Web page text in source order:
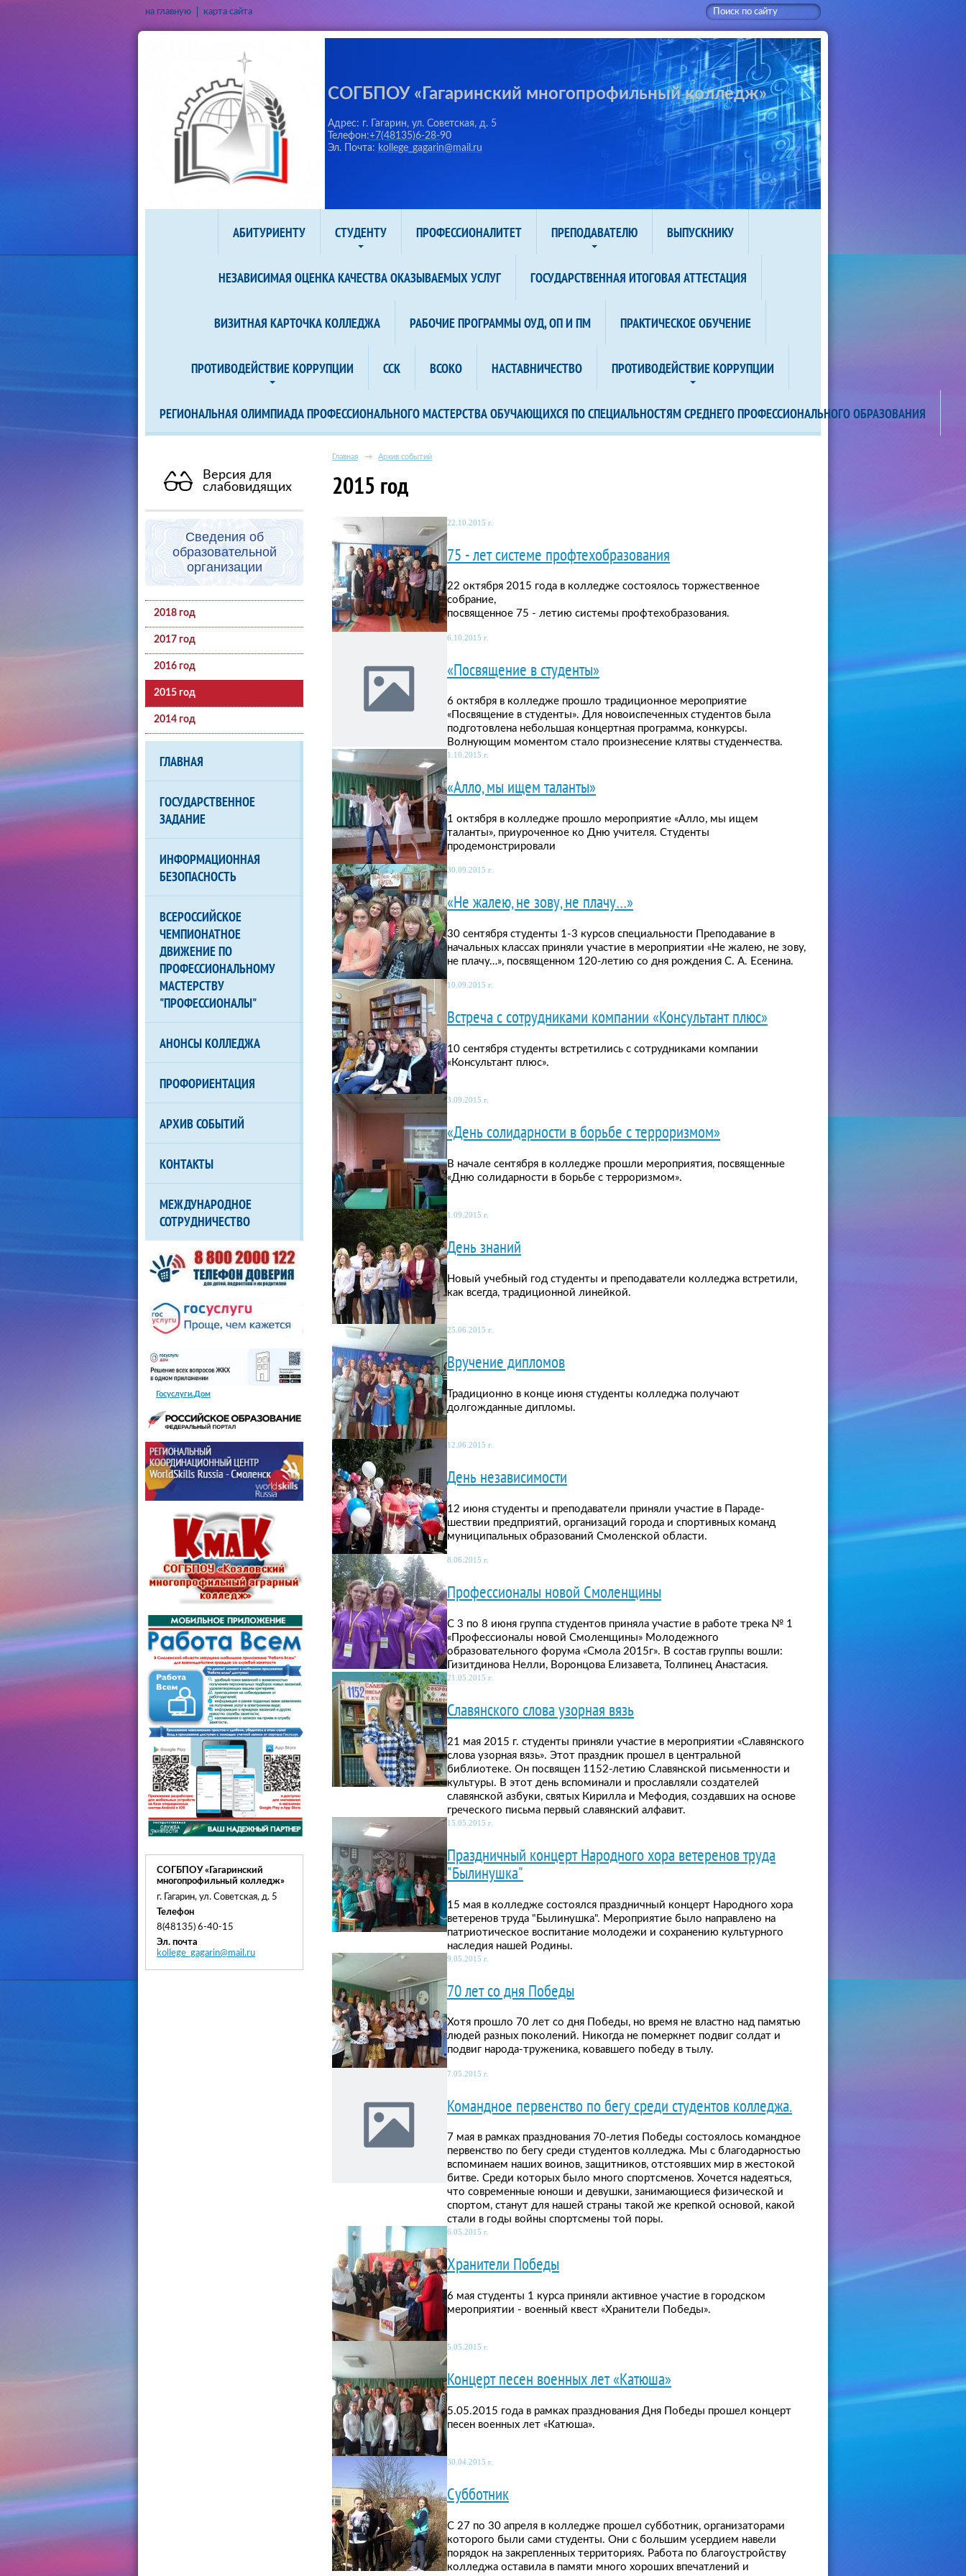
на главную карта сайта
СОГБПОУ «Гагаринский многопрофильный колледж»
Адрес: г. Гагарин, ул. Советская, д. 5
Телефон:+7(48135)6-28-90
Эл. Почта: kollege_gagarin@mail.ru
АБИТУРИЕНТУ СТУДЕНТУ ПРОФЕССИОНАЛИТЕТ ПРЕПОДАВАТЕЛЮ ВЫПУСКНИКУ
НЕЗАВИСИМАЯ ОЦЕНКА КАЧЕСТВА ОКАЗЫВАЕМЫХ УСЛУГ ГОСУДАРСТВЕННАЯ ИТОГОВАЯ АТТЕСТАЦИЯ
ВИЗИТНАЯ КАРТОЧКА КОЛЛЕДЖА РАБОЧИЕ ПРОГРАММЫ ОУД, ОП И ПМ ПРАКТИЧЕСКОЕ ОБУЧЕНИЕ
ПРОТИВОДЕЙСТВИЕ КОРРУПЦИИ ССК ВСОКО НАСТАВНИЧЕСТВО ПРОТИВОДЕЙСТВИЕ КОРРУПЦИИ
РЕГИОНАЛЬНАЯ ОЛИМПИАДА ПРОФЕССИОНАЛЬНОГО МАСТЕРСТВА ОБУЧАЮЩИХСЯ ПО СПЕЦИАЛЬНОСТЯМ СРЕДНЕГО ПРОФЕССИОНАЛЬНОГО ОБРАЗОВАНИЯ
Версия для
слабовидящих
Сведения об
образовательной
организации
2018 год
2017 год
2016 год
2015 год
2014 год
ГЛАВНАЯ
ГОСУДАРСТВЕННОЕ
ЗАДАНИЕ
ИНФОРМАЦИОННАЯ
БЕЗОПАСНОСТЬ
ВСЕРОССИЙСКОЕ
ЧЕМПИОНАТНОЕ
ДВИЖЕНИЕ ПО
ПРОФЕССИОНАЛЬНОМУ
МАСТЕРСТВУ
"ПРОФЕССИОНАЛЫ"
АНОНСЫ КОЛЛЕДЖА
ПРОФОРИЕНТАЦИЯ
АРХИВ СОБЫТИЙ
КОНТАКТЫ
МЕЖДУНАРОДНОЕ
СОТРУДНИЧЕСТВО
Госуслуги.Дом
СОГБПОУ «Гагаринский
многопрофильный колледж»
г. Гагарин, ул. Советская, д. 5
Телефон
8(48135) 6-40-15
Эл. почта
kollege_gagarin@mail.ru
Главная → Архив событий
2015 год
22.10.2015 г.
75 - лет системе профтехобразования
22 октября 2015 года в колледже состоялось торжественное
собрание,
посвященное 75 - летию системы профтехобразования.
6.10.2015 г.
«Посвящение в студенты»
6 октября в колледже прошло традиционное мероприятие
«Посвящение в студенты». Для новоиспеченных студентов была
подготовлена небольшая концертная программа, конкурсы.
Волнующим моментом стало произнесение клятвы студенчества.
1.10.2015 г.
«Алло, мы ищем таланты»
1 октября в колледже прошло мероприятие «Алло, мы ищем
таланты», приуроченное ко Дню учителя. Студенты
продемонстрировали
30.09.2015 г.
«Не жалею, не зову, не плачу…»
30 сентября студенты 1-3 курсов специальности Преподавание в
начальных классах приняли участие в мероприятии «Не жалею, не зову,
не плачу…», посвященном 120-летию со дня рождения С. А. Есенина.
10.09.2015 г.
Встреча с сотрудниками компании «Консультант плюс»
10 сентября студенты встретились с сотрудниками компании
«Консультант плюс».
3.09.2015 г.
«День солидарности в борьбе с терроризмом»
В начале сентября в колледже прошли мероприятия, посвященные
«Дню солидарности в борьбе с терроризмом».
1.09.2015 г.
День знаний
Новый учебный год студенты и преподаватели колледжа встретили,
как всегда, традиционной линейкой.
25.06.2015 г.
Вручение дипломов
Традиционно в конце июня студенты колледжа получают
долгожданные дипломы.
12.06.2015 г.
День независимости
12 июня студенты и преподаватели приняли участие в Параде-
шествии предприятий, организаций города и спортивных команд
муниципальных образований Смоленской области.
8.06.2015 г.
Профессионалы новой Смоленщины
С 3 по 8 июня группа студентов приняла участие в работе трека № 1
«Профессионалы новой Смоленщины» Молодежного
образовательного форума «Смола 2015г». В состав группы вошли:
Гизитдинова Нелли, Воронцова Елизавета, Толпинец Анастасия.
21.05.2015 г.
Славянского слова узорная вязь
21 мая 2015 г. студенты приняли участие в мероприятии «Славянского
слова узорная вязь». Этот праздник прошел в центральной
библиотеке. Он посвящен 1152-летию Славянской письменности и
культуры. В этот день вспоминали и прославляли создателей
славянской азбуки, святых Кирилла и Мефодия, создавших на основе
греческого письма первый славянский алфавит.
15.05.2015 г.
Праздничный концерт Народного хора ветеренов труда
"Былинушка"
15 мая в колледже состоялся праздничный концерт Народного хора
ветеренов труда "Былинушка". Мероприятие было направлено на
патриотическое воспитание молодежи и сохранению культурного
наследия нашей Родины.
9.05.2015 г.
70 лет со дня Победы
Хотя прошло 70 лет со дня Победы, но время не властно над памятью
людей разных поколений. Никогда не померкнет подвиг солдат и
подвиг народа-труженика, ковавшего победу в тылу.
7.05.2015 г.
Командное первенство по бегу среди студентов колледжа.
7 мая в рамках празднования 70-летия Победы состоялось командное
первенство по бегу среди студентов колледжа. Мы с благодарностью
вспоминаем наших воинов, защитников, отстоявших мир в жестокой
битве. Среди которых было много спортсменов. Хочется надеяться,
что современные юноши и девушки, занимающиеся физической и
спортом, станут для нашей страны такой же крепкой основой, какой
стали в годы войны спортсмены той поры.
6.05.2015 г.
Хранители Победы
6 мая студенты 1 курса приняли активное участие в городском
мероприятии - военный квест «Хранители Победы».
5.05.2015 г.
Концерт песен военных лет «Катюша»
5.05.2015 года в рамках празднования Дня Победы прошел концерт
песен военных лет «Катюша».
30.04.2015 г.
Субботник
С 27 по 30 апреля в колледже прошел субботник, организаторами
которого были сами студенты. Они с большим усердием навели
порядок на закрепленных территориях. Работа по благоустройству
колледжа оставила в памяти много хороших впечатлений и